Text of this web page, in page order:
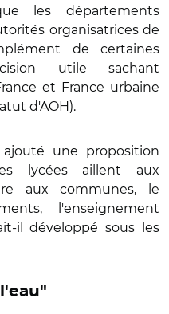
les départements
organisatrices de
de certaines
utile sachant
et France urbaine
d'AOH).
une proposition
lycées aillent aux
aux communes, le
l'enseignement
il développé sous les